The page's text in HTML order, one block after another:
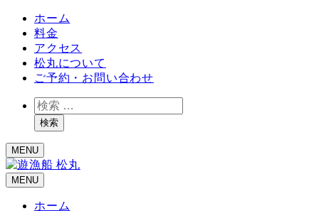
ホーム
料金
アクセス
松丸について
ご予約・お問い合わせ
検
索検索
MENU
MENU
ホーム